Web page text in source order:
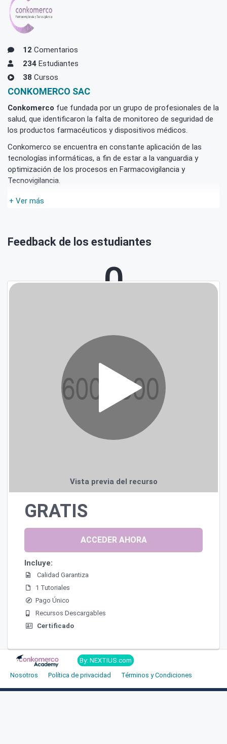
12 Comentarios
234 Estudiantes
38 Cursos
+ Ver más
CONKOMERCO SAC
Conkomerco fue fundada por un grupo de profesionales de la
salud, que identificaron la falta de monitoreo de seguridad de
los productos farmacéuticos y dispositivos médicos.
Conkomerco se encuentra en constante aplicación de las
tecnologías informáticas, a fin de estar a la vanguardia y
optimización de los procesos en Farmacovigilancia y
Tecnovigilancia.
Feedback de los estudiantes
0
Vista previa del recurso
GRATIS
ACCEDER AHORA
Incluye:
Calidad Garantiza
1 Tutoriales
Pago Único
Recursos Descargables
Certificado
By: NEXTIUS.com
Nosotros
Política de privacidad Términos y Condiciones